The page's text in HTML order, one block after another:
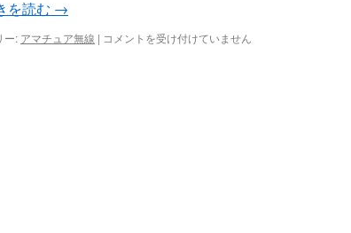
を読む →
ー: アマチュア無線 | 地
コメントを受け付けていません